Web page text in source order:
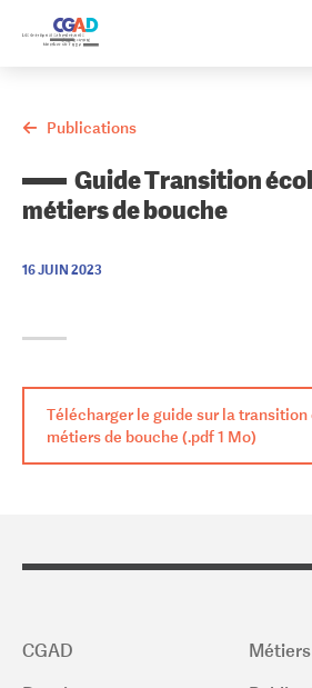
Publications
Guide Transition
métiers de bouche
16 JUIN 2023
Télécharger le guide sur la
métiers de bouche (.pdf 1 Mo)
CGAD
Métiers